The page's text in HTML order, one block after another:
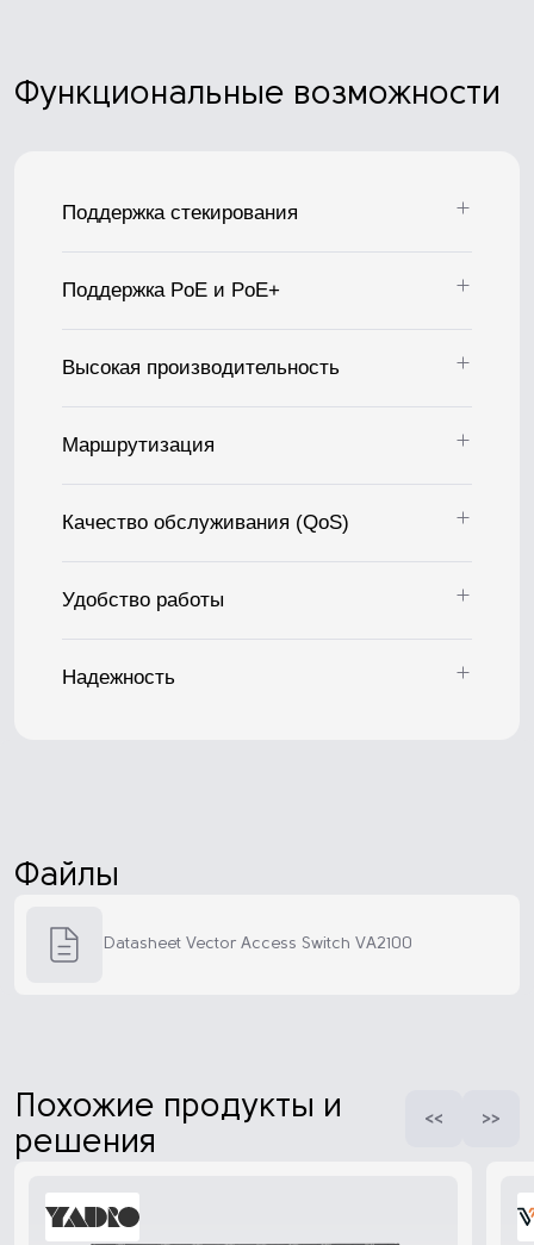
Функциональные возможности
Поддержка стекирования
Поддержка PoE и PoE+
Высокая производительность
Маршрутизация
Качество обслуживания (QoS)
Удобство работы
Надежность
Файлы
Datasheet Vector Access Switch VA2100
Похожие продукты и
решения